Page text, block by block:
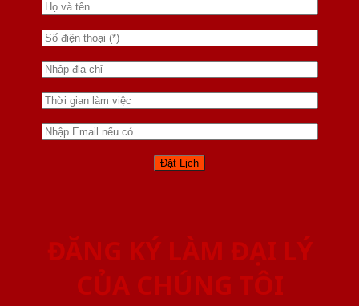
ĐĂNG KÝ LÀM ĐẠI LÝ
CỦA CHÚNG TÔI